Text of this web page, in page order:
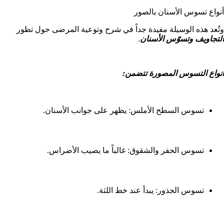
أنواع تسوس الأسنان بالصور
وتُعد هذه الوسيلة مفيدة جداً في شرح وتوعية المرضى حول تطور
التجاويف وتسوّس الأسنان.
أنواع التسوس المصورة تتضمن:
تسوس السطح الأملس: يظهر على جوانب الأسنان.
تسوس الحفر والشقوق: غالباً ما يصيب الأضراس.
تسوس الجذور: يبدأ عند خط اللثة.